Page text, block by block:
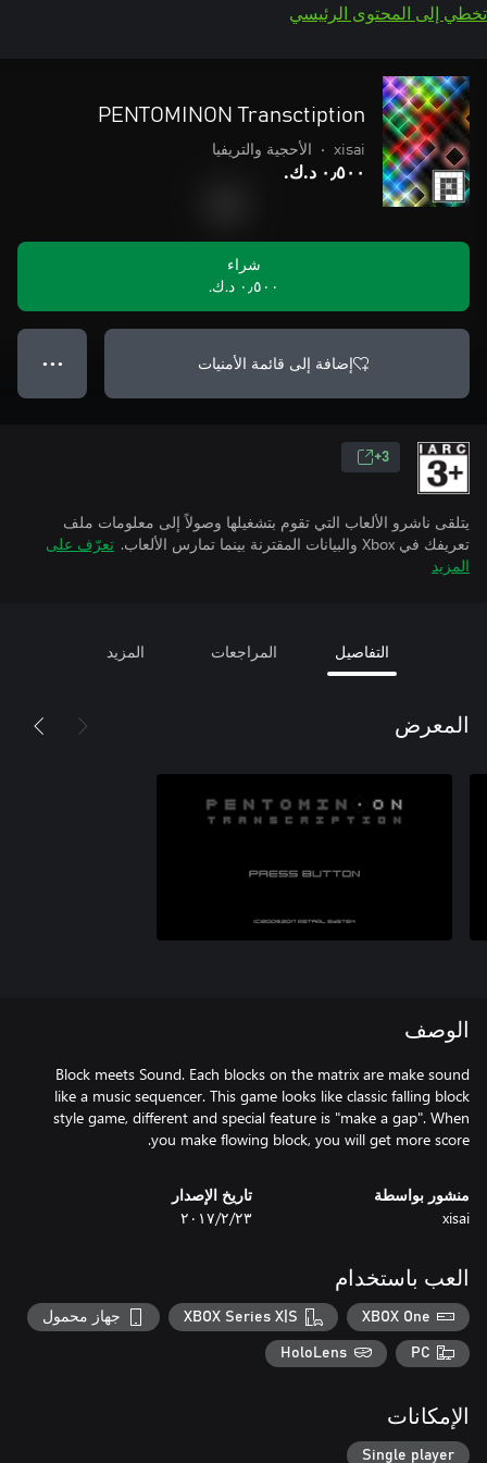
تخطي إلى المحتوى الرئيسي
PENTOMINON Transctiption
xisai
• الأحجية والتريفيا
٠٫٥٠٠ د.ك.‏
شراء
٠٫٥٠٠ د.ك.‏
إضافة إلى قائمة الأمنيات ● ● ●
3+
يتلقى ناشرو الألعاب التي تقوم بتشغيلها وصولاً إلى معلومات ملف
تعريفك في Xbox والبيانات المقترنة بينما تمارس الألعاب.
تعرّف على
المزيد
التفاصيل المراجعات المزيد
المعرض
الوصف
Block meets Sound. Each blocks on the matrix are make sound
like a music sequencer. This game looks like classic falling block
style game, different and special feature is "make a gap". When
you make flowing block, you will get more score.
منشور بواسطة
xisai
تاريخ الإصدار
٢٣‏/٢‏/٢٠١٧
العب باستخدام
XBOX One
XBOX Series X|S جهاز محمول
PC
HoloLens
الإمكانات
Single player